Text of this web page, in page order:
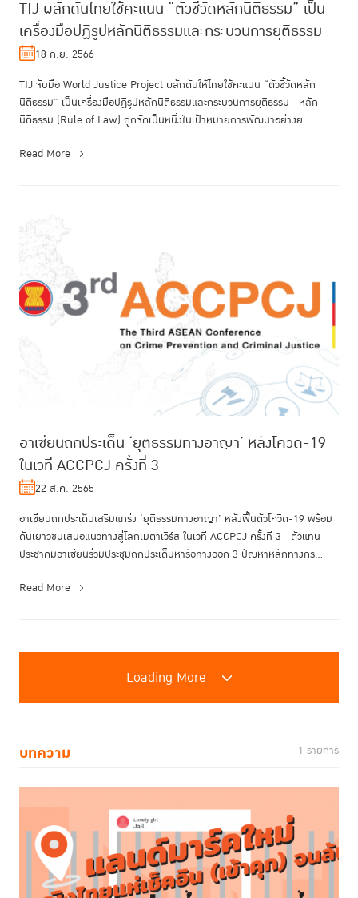
TIJ ผลักดันไทยใช้คะแนน “ตัวชี้วัดหลักนิติธรรม” เป็น
เครื่องมือปฏิรูปหลักนิติธรรมและกระบวนการยุติธรรม
18 ก.ย. 2566
TIJ จับมือ World Justice Project ผลักดันให้ไทยใช้คะแนน “ตัวชี้วัดหลัก
นิติธรรม” เป็นเครื่องมือปฏิรูปหลักนิติธรรมและกระบวนการยุติธรรม หลัก
นิติธรรม (Rule of Law) ถูกจัดเป็นหนึ่งในเป้าหมายการพัฒนาอย่างย...
Read More
อาเซียนถกประเด็น ‘ยุติธรรมทางอาญา’ หลังโควิด-19
ในเวที ACCPCJ ครั้งที่ 3
22 ส.ค. 2565
อาเซียนถกประเด็นเสริมแกร่ง ‘ยุติธรรมทางอาญา’ หลังฟื้นตัวโควิด-19 พร้อม
ดันเยาวชนเสนอแนวทางสู่โลกเมตาเวิร์ส ในเวที ACCPCJ ครั้งที่ 3 ตัวแทน
ประชาคมอาเซียนร่วมประชุมถกประเด็นหารือทางออก 3 ปัญหาหลักทางกร...
Read More
Loading More
บทความ 1 รายการ